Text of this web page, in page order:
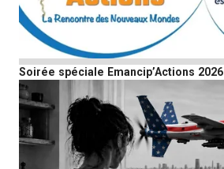
Soirée spéciale Emancip’Actions 2026